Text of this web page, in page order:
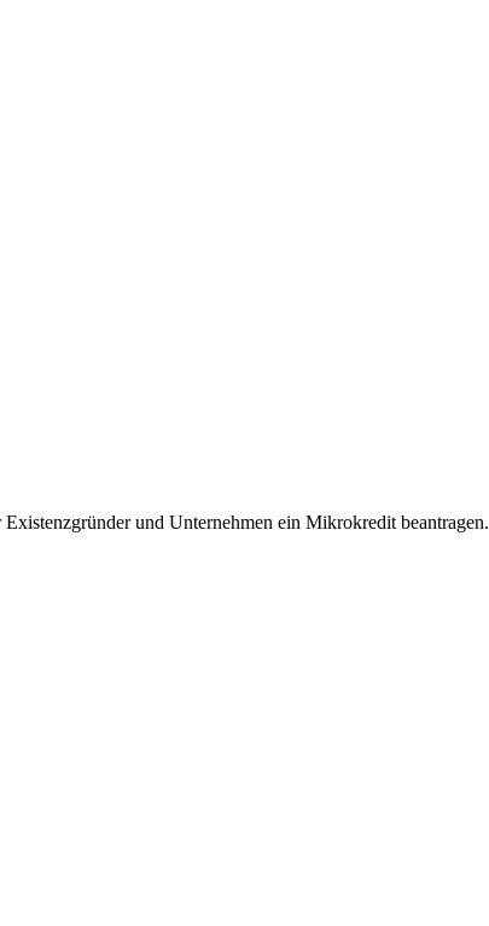
und Unternehmen ein Mikrokredit beantragen.